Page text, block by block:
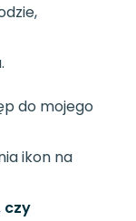
do mojego
ikon na
czy